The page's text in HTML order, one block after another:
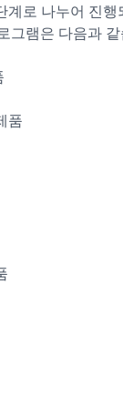
로 나누어 진행
그램은 다음과
품